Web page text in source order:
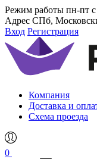
Режим работы пн-пт
Адрес СПб,
Вход Регистрация
Компания
Доставка и
Схема проезда
0